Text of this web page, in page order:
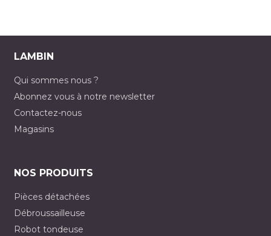
LAMBIN
Qui sommes nous ?
Abonnez vous à notre newsletter
Contactez-nous
Magasins
NOS PRODUITS
Pièces détachées
Débroussailleuse
Robot tondeuse